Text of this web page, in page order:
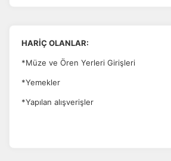
HARİÇ OLANLAR:
*Müze ve Ören Yerleri Girişleri
*Yemekler
*Yapılan alışverişler